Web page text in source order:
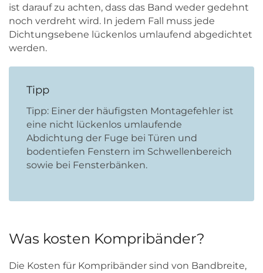
ist darauf zu achten, dass das Band weder gedehnt
noch verdreht wird. In jedem Fall muss jede
Dichtungsebene lückenlos umlaufend abgedichtet
werden.
Tipp
Tipp: Einer der häufigsten Montagefehler ist
eine nicht lückenlos umlaufende
Abdichtung der Fuge bei Türen und
bodentiefen Fenstern im Schwellenbereich
sowie bei Fensterbänken.
Was kosten Kompribänder?
Die Kosten für Kompribänder sind von Bandbreite,